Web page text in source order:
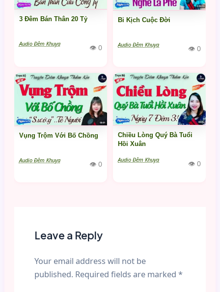
3 Đêm Bán Thân 20 Tỷ
Audio Đêm Khuya 👁 0
Bi Kịch Cuộc Đời
Audio Đêm Khuya 👁 0
Vụng Trộm Với Bố Chồng
Audio Đêm Khuya 👁 0
Chiều Lòng Quý Bà Tuổi
Hồi Xuân
Audio Đêm Khuya 👁 0
Leave a Reply
Your email address will not be
published. Required fields are marked *